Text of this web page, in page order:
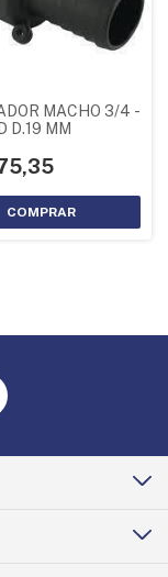
MACHO 3/4 -
D.19 MM